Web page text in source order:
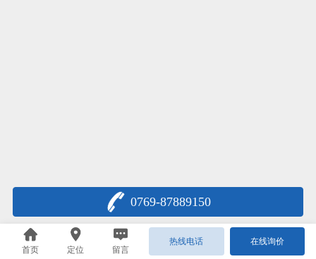
0769-87889150
首页 定位 留言
热线电话 在线询价